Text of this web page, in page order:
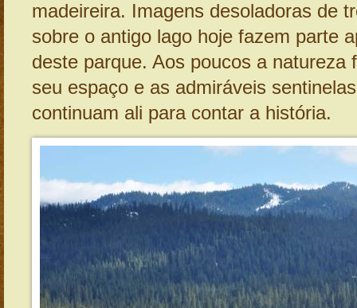
madeireira. Imagens desoladoras de
sobre o antigo lago hoje fazem parte
deste parque. Aos poucos a natureza
seu espaço e as admiráveis
continuam ali para contar a história.